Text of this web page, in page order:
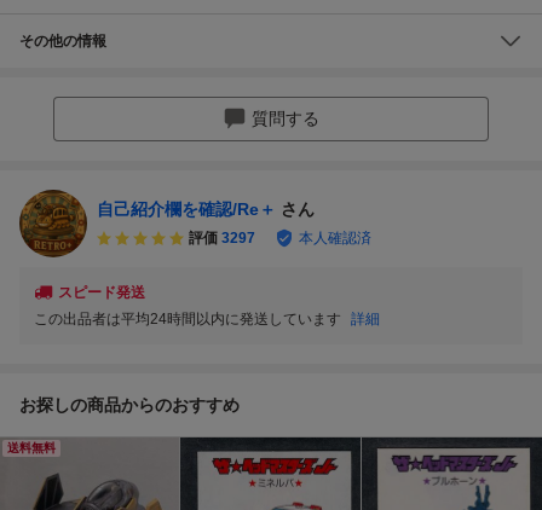
その他の情報
質問する
自己紹介欄を確認/Re＋ さん
評価 3297 本人確認済
スピード発送
この出品者は平均24時間以内に発送しています
詳細
お探しの商品からのおすすめ
送料無料